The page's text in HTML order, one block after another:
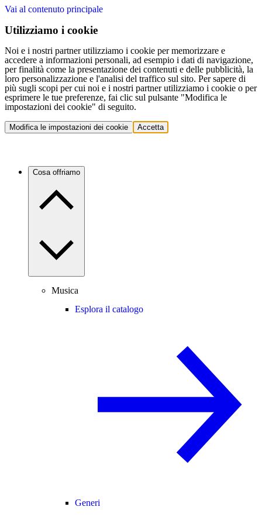
Vai al contenuto principale
Utilizziamo i cookie
Noi e i nostri partner utilizziamo i cookie per memorizzare e
accedere a informazioni personali, ad esempio i dati di navigazione,
per finalità come la presentazione dei contenuti e delle pubblicità, la
loro personalizzazione e l'analisi del traffico sul sito. Per sapere di
più sugli scopi per cui noi e i nostri partner utilizziamo i cookie o per
esprimere le tue preferenze, fai clic sul pulsante "Modifica le
impostazioni dei cookie" di seguito.
Modifica le impostazioni dei cookie Accetta
Cosa offriamo
Musica
Esplora il catalogo
Generi